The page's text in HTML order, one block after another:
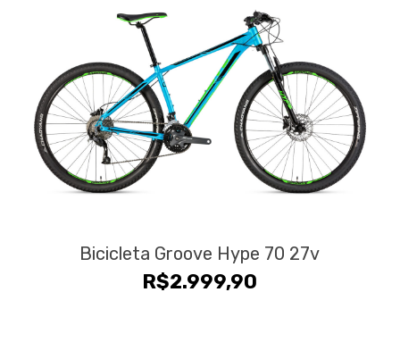
Bicicleta Groove Hype 70 27v
R$2.999,90